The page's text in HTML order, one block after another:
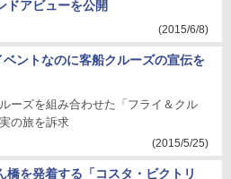
ドアビューを公開
(2015/6/8)
ベントなのに客船クルーズの宣伝を
ーズを組み合わせた「フライ＆クル
の旅を訴求
(2015/5/25)
橋を発着する「コスタ・ビクトリ